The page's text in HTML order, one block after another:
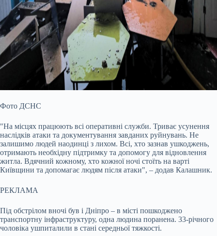
Фото ДСНС
"На місцях працюють всі оперативні служби. Триває усунення
наслідків атаки та документування завданих руйнувань. Не
залишимо людей наодинці з лихом. Всі, хто зазнав ушкоджень,
отримають необхідну підтримку та допомогу для відновлення
житла. Вдячний кожному, хто кожної ночі стоїть на варті
Київщини та допомагає людям після атаки", – додав Калашник.
РЕКЛАМА
Під обстрілом вночі був і Дніпро – в місті пошкоджено
транспортну інфраструктуру, одна людина поранена. 33-річного
чоловіка ушпиталили в стані середньої тяжкості.